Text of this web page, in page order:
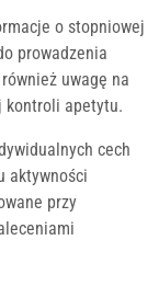
o stopniowej
prowadzenia
uwagę na
kontroli apetytu.
cech
aktywności
przy